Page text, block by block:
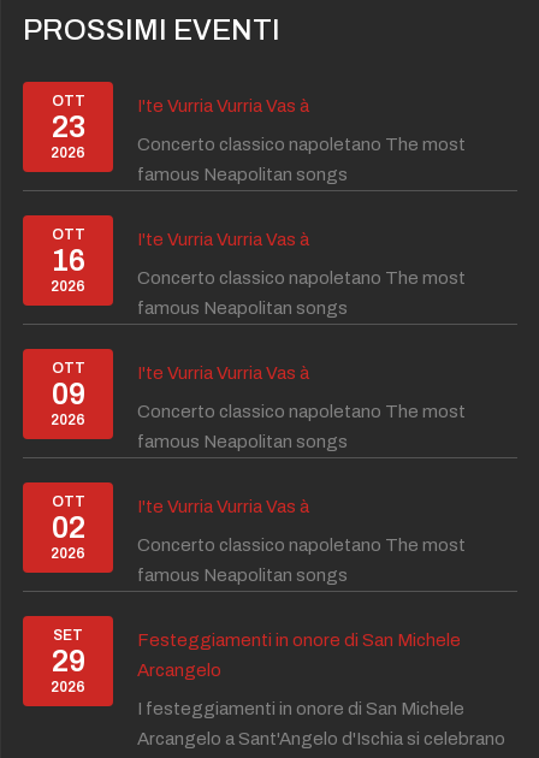
PROSSIMI EVENTI
OTT
23
2026
I'te Vurria Vurria Vas à
Concerto classico napoletano The most
famous Neapolitan songs
OTT
16
2026
I'te Vurria Vurria Vas à
Concerto classico napoletano The most
famous Neapolitan songs
OTT
09
2026
I'te Vurria Vurria Vas à
Concerto classico napoletano The most
famous Neapolitan songs
OTT
02
2026
I'te Vurria Vurria Vas à
Concerto classico napoletano The most
famous Neapolitan songs
SET
29
2026
Festeggiamenti in onore di San Michele
Arcangelo
I festeggiamenti in onore di San Michele
Arcangelo a Sant'Angelo d'Ischia si celebrano